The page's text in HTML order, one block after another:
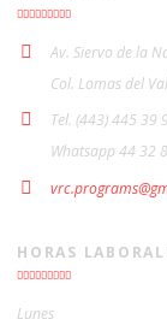
Av. Siervo de la
Col. Lomas del
Tel. (443) 445 39
Whatsapp 44 32
HORAS
Lunes